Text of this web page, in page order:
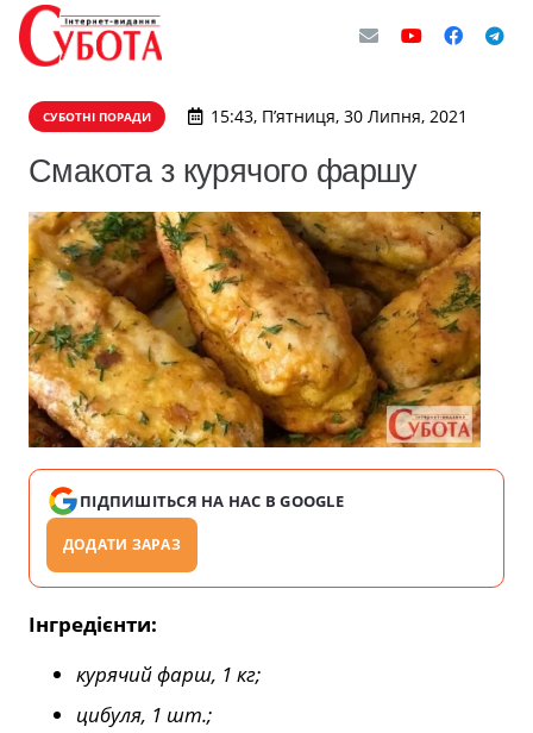
СУБОТНІ ПОРАДИ 15:43, П’ятниця, 30 Липня, 2021
Смакота з курячого фаршу
ПІДПИШІТЬСЯ НА НАС В GOOGLE
ДОДАТИ ЗАРАЗ
Інгредієнти:
курячий фарш, 1 кг;
цибуля, 1 шт.;